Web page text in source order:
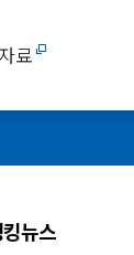
료
뉴스